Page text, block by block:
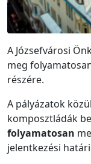
A Józsefvárosi
meg
részére.
A pályázatok
komposztládák
folyamatosan
jelentkezési